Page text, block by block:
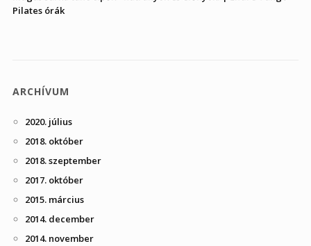
Pilates órák
ARCHÍVUM
2020. július
2018. október
2018. szeptember
2017. október
2015. március
2014. december
2014. november